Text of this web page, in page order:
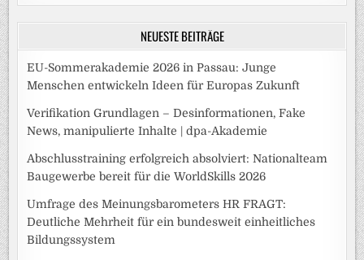
NEUESTE BEITRÄGE
EU-Sommerakademie 2026 in Passau: Junge
Menschen entwickeln Ideen für Europas Zukunft
Verifikation Grundlagen – Desinformationen, Fake
News, manipulierte Inhalte | dpa-Akademie
Abschlusstraining erfolgreich absolviert: Nationalteam
Baugewerbe bereit für die WorldSkills 2026
Umfrage des Meinungsbarometers HR FRAGT:
Deutliche Mehrheit für ein bundesweit einheitliches
Bildungssystem